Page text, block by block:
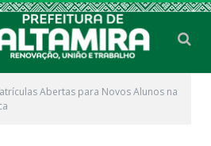
Abertas para Novos Alunos na